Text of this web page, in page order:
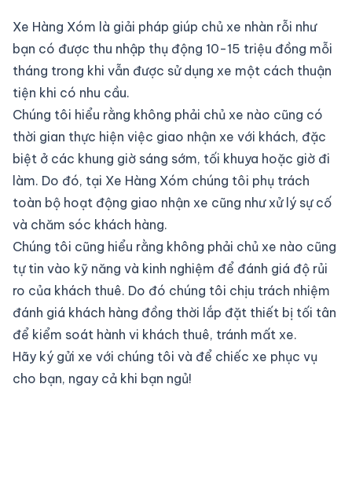
Xe Hàng Xóm là giải pháp giúp chủ xe nhàn rỗi như
bạn có được thu nhập thụ động 10-15 triệu đồng mỗi
tháng trong khi vẫn được sử dụng xe một cách thuận
tiện khi có nhu cầu.
Chúng tôi hiểu rằng không phải chủ xe nào cũng có
thời gian thực hiện việc giao nhận xe với khách, đặc
biệt ở các khung giờ sáng sớm, tối khuya hoặc giờ đi
làm. Do đó, tại Xe Hàng Xóm chúng tôi phụ trách
toàn bộ hoạt động giao nhận xe cũng như xử lý sự cố
và chăm sóc khách hàng.
Chúng tôi cũng hiểu rằng không phải chủ xe nào cũng
tự tin vào kỹ năng và kinh nghiệm để đánh giá độ rủi
ro của khách thuê. Do đó chúng tôi chịu trách nhiệm
đánh giá khách hàng đồng thời lắp đặt thiết bị tối tân
để kiểm soát hành vi khách thuê, tránh mất xe.
Hãy ký gửi xe với chúng tôi và để chiếc xe phục vụ
cho bạn, ngay cả khi bạn ngủ!